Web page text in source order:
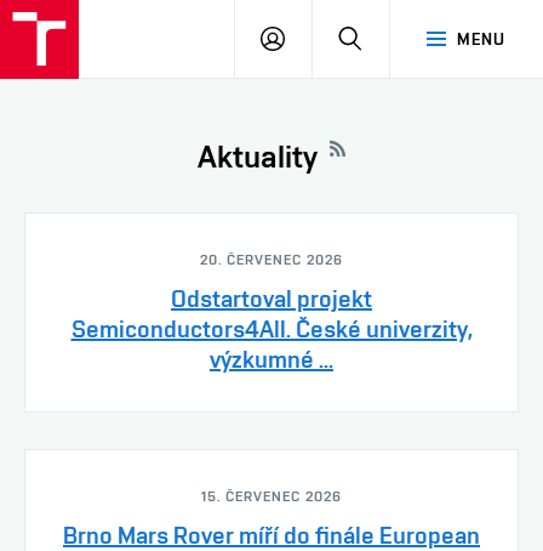
MENU
PŘIHLÁSIT
Aktuality
20. ČERVENEC 2026
Odstartoval projekt
Semiconductors4All. České univerzity,
výzkumné ...
15. ČERVENEC 2026
Brno Mars Rover míří do finále European